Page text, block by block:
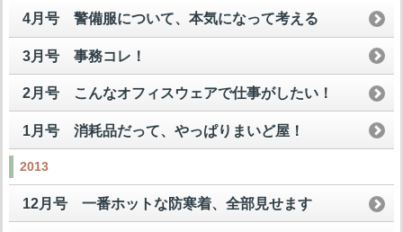
4月号 警備服について、本気になって考える
3月号 事務コレ！
2月号 こんなオフィスウェアで仕事がしたい！
1月号 消耗品だって、やっぱりまいど屋！
2013
12月号 一番ホットな防寒着、全部見せます